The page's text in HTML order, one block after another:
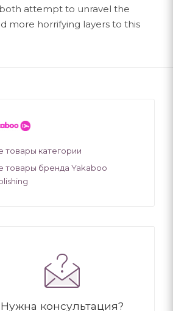
attempt to unravel the
more horrifying layers to this
товары категории
товары бренда Yakaboo
Нужна консультация?